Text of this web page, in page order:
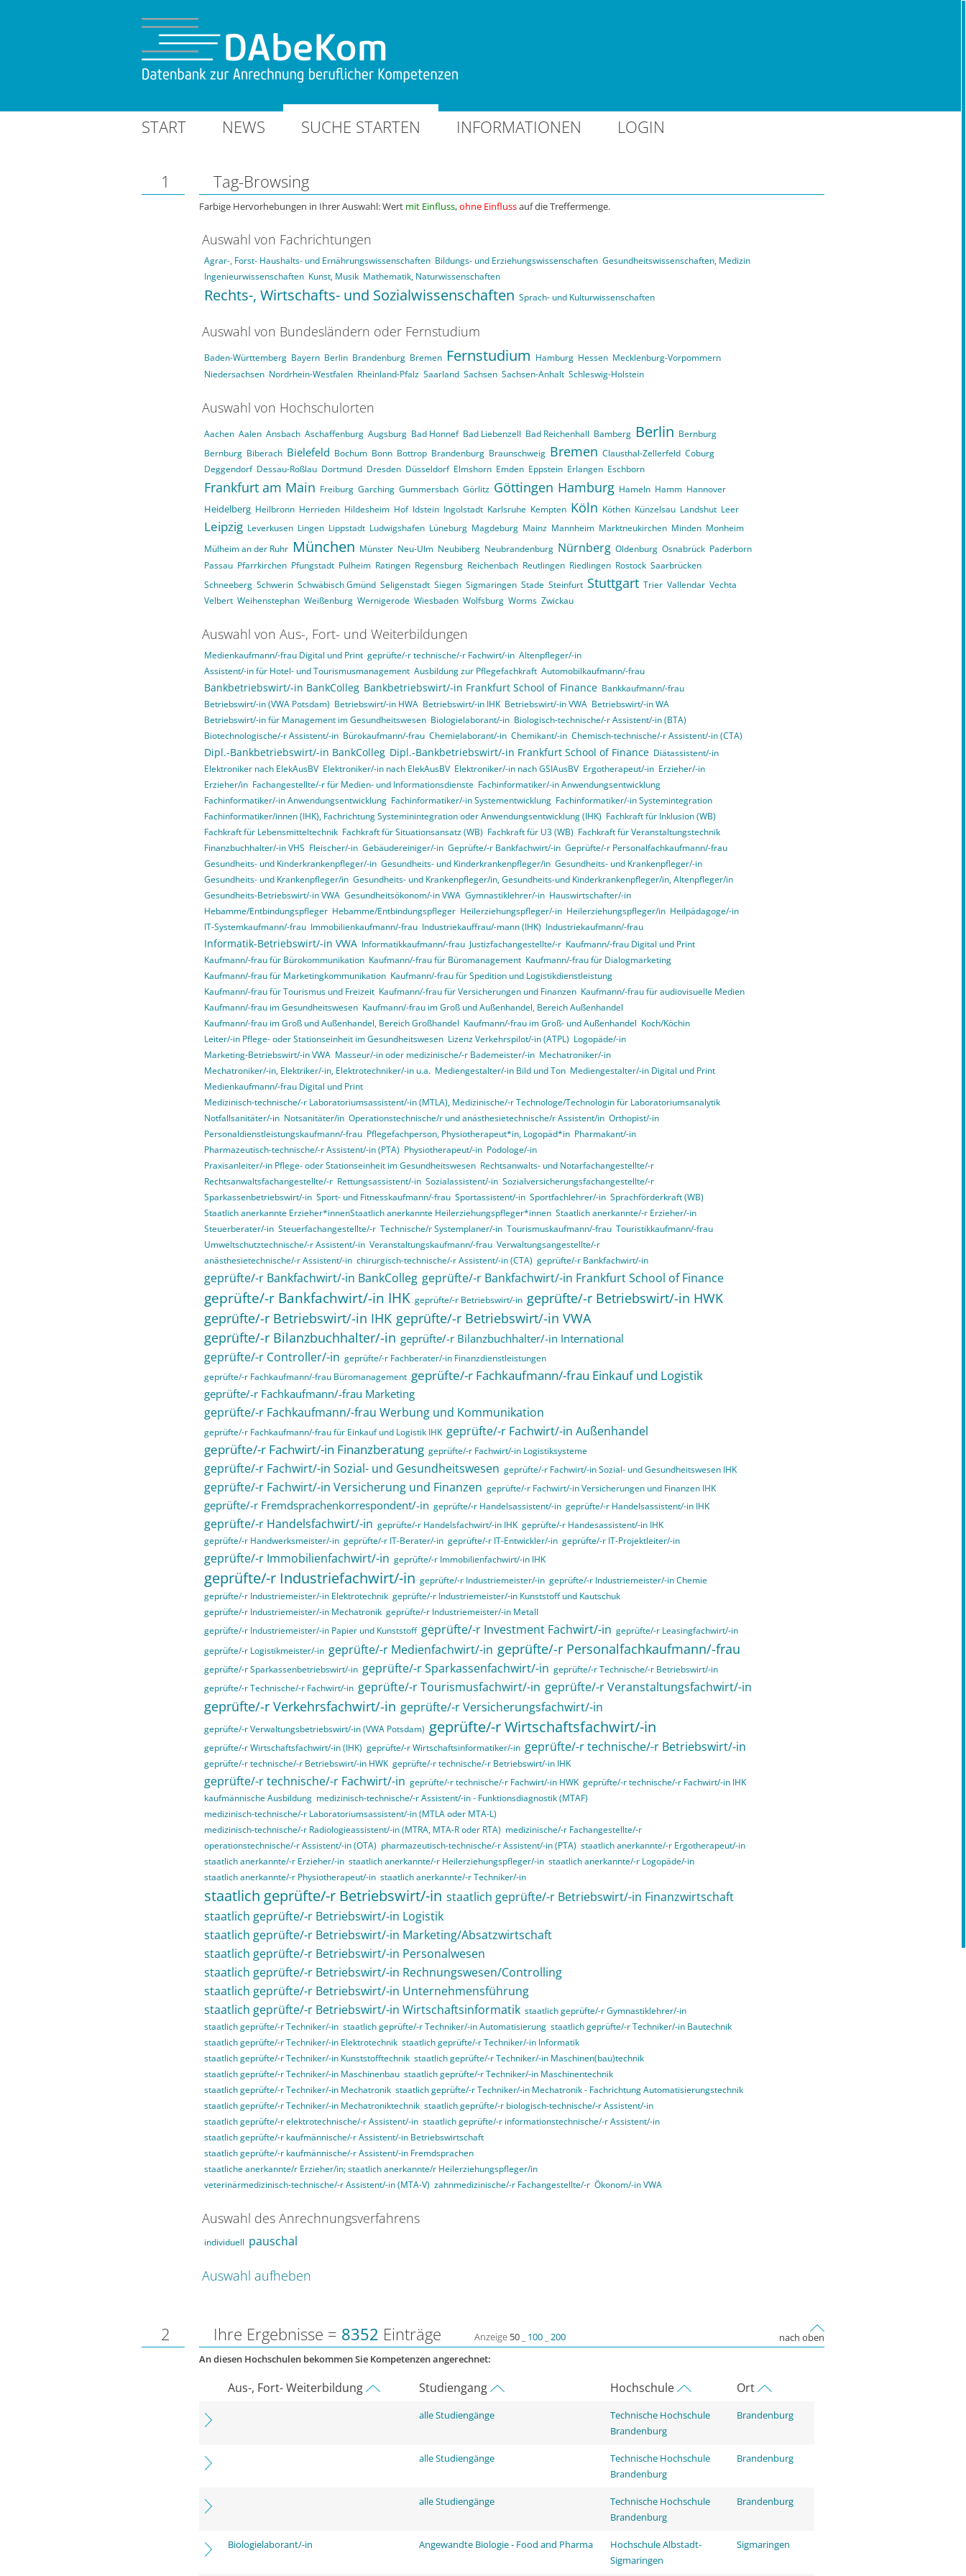
START NEWS SUCHE STARTEN INFORMATIONEN LOGIN
1 Tag-Browsing
Farbige Hervorhebungen in Ihrer Auswahl: Wert mit Einfluss,ohne Einflussauf die Treffermenge.
Auswahl von Fachrichtungen
Agrar-, Forst- Haushalts- und Ernährungswissenschaften Bildungs- und Erziehungswissenschaften Gesundheitswissenschaften, Medizin
Ingenieurwissenschaften Kunst, Musik Mathematik, Naturwissenschaften
Rechts-, Wirtschafts- und Sozialwissenschaften Sprach- und Kulturwissenschaften
Auswahl von Bundesländern oder Fernstudium
Baden-Württemberg Bayern Berlin Brandenburg Bremen Fernstudium Hamburg Hessen Mecklenburg-Vorpommern
Niedersachsen Nordrhein-Westfalen Rheinland-Pfalz Saarland Sachsen Sachsen-Anhalt Schleswig-Holstein
Auswahl von Hochschulorten
Aachen Aalen Ansbach Aschaffenburg Augsburg Bad Honnef Bad Liebenzell Bad Reichenhall Bamberg Berlin Bernburg
Bernburg Biberach Bielefeld Bochum Bonn Bottrop Brandenburg Braunschweig Bremen Clausthal-Zellerfeld Coburg
Deggendorf Dessau-Roßlau Dortmund Dresden Düsseldorf Elmshorn Emden Eppstein Erlangen Eschborn
Frankfurt am Main Freiburg Garching Gummersbach Görlitz Göttingen Hamburg Hameln Hamm Hannover
Heidelberg Heilbronn Herrieden Hildesheim Hof Idstein Ingolstadt Karlsruhe Kempten Köln Köthen Künzelsau Landshut Leer
Leipzig Leverkusen Lingen Lippstadt Ludwigshafen Lüneburg Magdeburg Mainz Mannheim Marktneukirchen Minden Monheim
Mülheim an der Ruhr München Münster Neu-Ulm Neubiberg Neubrandenburg Nürnberg Oldenburg Osnabrück Paderborn
Passau Pfarrkirchen Pfungstadt Pulheim Ratingen Regensburg Reichenbach Reutlingen Riedlingen Rostock Saarbrücken
Schneeberg Schwerin Schwäbisch Gmünd Seligenstadt Siegen Sigmaringen Stade Steinfurt Stuttgart Trier Vallendar Vechta
Velbert Weihenstephan Weißenburg Wernigerode Wiesbaden Wolfsburg Worms Zwickau
Auswahl von Aus-, Fort- und Weiterbildungen
Medienkaufmann/-frau Digital und Print geprüfte/-r technische/-r Fachwirt/-in Altenpfleger/-in
Assistent/-in für Hotel- und Tourismusmanagement Ausbildung zur Pflegefachkraft Automobilkaufmann/-frau
Bankbetriebswirt/-in BankColleg Bankbetriebswirt/-in Frankfurt School of Finance Bankkaufmann/-frau
Betriebswirt/-in (VWA Potsdam) Betriebswirt/-in HWA Betriebswirt/-in IHK Betriebswirt/-in VWA Betriebswirt/-in WA
Betriebswirt/-in für Management im Gesundheitswesen Biologielaborant/-in Biologisch-technische/-r Assistent/-in (BTA)
Biotechnologische/-r Assistent/-in Bürokaufmann/-frau Chemielaborant/-in Chemikant/-in Chemisch-technische/-r Assistent/-in (CTA)
Dipl.-Bankbetriebswirt/-in BankColleg Dipl.-Bankbetriebswirt/-in Frankfurt School of Finance Diätassistent/-in
Elektroniker nach ElekAusBV Elektroniker/-in nach ElekAusBV Elektroniker/-in nach GSIAusBV Ergotherapeut/-in Erzieher/-in
Erzieher/in Fachangestellte/-r für Medien- und Informationsdienste Fachinformatiker/-in Anwendungsentwicklung
Fachinformatiker/-in Anwendungsentwicklung Fachinformatiker/-in Systementwicklung Fachinformatiker/-in Systemintegration
Fachinformatiker/innen (IHK), Fachrichtung Systeminintegration oder Anwendungsentwicklung (IHK) Fachkraft für Inklusion (WB)
Fachkraft für Lebensmitteltechnik Fachkraft für Situationsansatz (WB) Fachkraft für U3 (WB) Fachkraft für Veranstaltungstechnik
Finanzbuchhalter/-in VHS Fleischer/-in Gebäudereiniger/-in Geprüfte/-r Bankfachwirt/-in Geprüfte/-r Personalfachkaufmann/-frau
Gesundheits- und Kinderkrankenpfleger/-in Gesundheits- und Kinderkrankenpfleger/in Gesundheits- und Krankenpfleger/-in
Gesundheits- und Krankenpfleger/in Gesundheits- und Krankenpfleger/in, Gesundheits-und Kinderkrankenpfleger/in, Altenpfleger/in
Gesundheits-Betriebswirt/-in VWA Gesundheitsökonom/-in VWA Gymnastiklehrer/-in Hauswirtschafter/-in
Hebamme/Entbindungspfleger Hebamme/Entbindungspfleger Heilerziehungspfleger/-in Heilerziehungspfleger/in Heilpädagoge/-in
IT-Systemkaufmann/-frau Immobilienkaufmann/-frau Industriekauffrau/-mann (IHK) Industriekaufmann/-frau
Informatik-Betriebswirt/-in VWA Informatikkaufmann/-frau Justizfachangestellte/-r Kaufmann/-frau Digital und Print
Kaufmann/-frau für Bürokommunikation Kaufmann/-frau für Büromanagement Kaufmann/-frau für Dialogmarketing
Kaufmann/-frau für Marketingkommunikation Kaufmann/-frau für Spedition und Logistikdienstleistung
Kaufmann/-frau für Tourismus und Freizeit Kaufmann/-frau für Versicherungen und Finanzen Kaufmann/-frau für audiovisuelle Medien
Kaufmann/-frau im Gesundheitswesen Kaufmann/-frau im Groß und Außenhandel, Bereich Außenhandel
Kaufmann/-frau im Groß und Außenhandel, Bereich Großhandel Kaufmann/-frau im Groß- und Außenhandel Koch/Köchin
Leiter/-in Pflege- oder Stationseinheit im Gesundheitswesen Lizenz Verkehrspilot/-in (ATPL) Logopäde/-in
Marketing-Betriebswirt/-in VWA Masseur/-in oder medizinische/-r Bademeister/-in Mechatroniker/-in
Mechatroniker/-in, Elektriker/-in, Elektrotechniker/-in u.a. Mediengestalter/-in Bild und Ton Mediengestalter/-in Digital und Print
Medienkaufmann/-frau Digital und Print
Medizinisch-technische/-r Laboratoriumsassistent/-in (MTLA), Medizinische/-r Technologe/Technologin für Laboratoriumsanalytik
Notfallsanitäter/-in Notsanitäter/in Operationstechnische/r und anästhesietechnische/r Assistent/in Orthopist/-in
Personaldienstleistungskaufmann/-frau Pflegefachperson, Physiotherapeut*in, Logopäd*in Pharmakant/-in
Pharmazeutisch-technische/-r Assistent/-in (PTA) Physiotherapeut/-in Podologe/-in
Praxisanleiter/-in Pflege- oder Stationseinheit im Gesundheitswesen Rechtsanwalts- und Notarfachangestellte/-r
Rechtsanwaltsfachangestellte/-r Rettungsassistent/-in Sozialassistent/-in Sozialversicherungsfachangestellte/-r
Sparkassenbetriebswirt/-in Sport- und Fitnesskaufmann/-frau Sportassistent/-in Sportfachlehrer/-in Sprachförderkraft (WB)
Staatlich anerkannte Erzieher*innenStaatlich anerkannte Heilerziehungspfleger*innen Staatlich anerkannte/-r Erzieher/-in
Steuerberater/-in Steuerfachangestellte/-r Technische/r Systemplaner/-in Tourismuskaufmann/-frau Touristikkaufmann/-frau
Umweltschutztechnische/-r Assistent/-in Veranstaltungskaufmann/-frau Verwaltungsangestellte/-r
anästhesietechnische/-r Assistent/-in chirurgisch-technische/-r Assistent/-in (CTA) geprüfte/-r Bankfachwirt/-in
geprüfte/-r Bankfachwirt/-in BankColleg geprüfte/-r Bankfachwirt/-in Frankfurt School of Finance
geprüfte/-r Bankfachwirt/-in IHK geprüfte/-r Betriebswirt/-in geprüfte/-r Betriebswirt/-in HWK
geprüfte/-r Betriebswirt/-in IHK geprüfte/-r Betriebswirt/-in VWA
geprüfte/-r Bilanzbuchhalter/-in geprüfte/-r Bilanzbuchhalter/-in International
geprüfte/-r Controller/-in geprüfte/-r Fachberater/-in Finanzdienstleistungen
geprüfte/-r Fachkaufmann/-frau Büromanagement geprüfte/-r Fachkaufmann/-frau Einkauf und Logistik
geprüfte/-r Fachkaufmann/-frau Marketing
geprüfte/-r Fachkaufmann/-frau Werbung und Kommunikation
geprüfte/-r Fachkaufmann/-frau für Einkauf und Logistik IHK geprüfte/-r Fachwirt/-in Außenhandel
geprüfte/-r Fachwirt/-in Finanzberatung geprüfte/-r Fachwirt/-in Logistiksysteme
geprüfte/-r Fachwirt/-in Sozial- und Gesundheitswesen geprüfte/-r Fachwirt/-in Sozial- und Gesundheitswesen IHK
geprüfte/-r Fachwirt/-in Versicherung und Finanzen geprüfte/-r Fachwirt/-in Versicherungen und Finanzen IHK
geprüfte/-r Fremdsprachenkorrespondent/-in geprüfte/-r Handelsassistent/-in geprüfte/-r Handelsassistent/-in IHK
geprüfte/-r Handelsfachwirt/-in geprüfte/-r Handelsfachwirt/-in IHK geprüfte/-r Handesassistent/-in IHK
geprüfte/-r Handwerksmeister/-in geprüfte/-r IT-Berater/-in geprüfte/-r IT-Entwickler/-in geprüfte/-r IT-Projektleiter/-in
geprüfte/-r Immobilienfachwirt/-in geprüfte/-r Immobilienfachwirt/-in IHK
geprüfte/-r Industriefachwirt/-in geprüfte/-r Industriemeister/-in geprüfte/-r Industriemeister/-in Chemie
geprüfte/-r Industriemeister/-in Elektrotechnik geprüfte/-r Industriemeister/-in Kunststoff und Kautschuk
geprüfte/-r Industriemeister/-in Mechatronik geprüfte/-r Industriemeister/-in Metall
geprüfte/-r Industriemeister/-in Papier und Kunststoff geprüfte/-r Investment Fachwirt/-in geprüfte/-r Leasingfachwirt/-in
geprüfte/-r Logistikmeister/-in geprüfte/-r Medienfachwirt/-in geprüfte/-r Personalfachkaufmann/-frau
geprüfte/-r Sparkassenbetriebswirt/-in geprüfte/-r Sparkassenfachwirt/-in geprüfte/-r Technische/-r Betriebswirt/-in
geprüfte/-r Technische/-r Fachwirt/-in geprüfte/-r Tourismusfachwirt/-in geprüfte/-r Veranstaltungsfachwirt/-in
geprüfte/-r Verkehrsfachwirt/-in geprüfte/-r Versicherungsfachwirt/-in
geprüfte/-r Verwaltungsbetriebswirt/-in (VWA Potsdam) geprüfte/-r Wirtschaftsfachwirt/-in
geprüfte/-r Wirtschaftsfachwirt/-in (IHK) geprüfte/-r Wirtschaftsinformatiker/-in geprüfte/-r technische/-r Betriebswirt/-in
geprüfte/-r technische/-r Betriebswirt/-in HWK geprüfte/-r technische/-r Betriebswirt/-in IHK
geprüfte/-r technische/-r Fachwirt/-in geprüfte/-r technische/-r Fachwirt/-in HWK geprüfte/-r technische/-r Fachwirt/-in IHK
kaufmännische Ausbildung medizinisch-technische/-r Assistent/-in - Funktionsdiagnostik (MTAF)
medizinisch-technische/-r Laboratoriumsassistent/-in (MTLA oder MTA-L)
medizinisch-technische/-r Radiologieassistent/-in (MTRA, MTA-R oder RTA) medizinische/-r Fachangestellte/-r
operationstechnische/-r Assistent/-in (OTA) pharmazeutisch-technische/-r Assistent/-in (PTA) staatlich anerkannte/-r Ergotherapeut/-in
staatlich anerkannte/-r Erzieher/-in staatlich anerkannte/-r Heilerziehungspfleger/-in staatlich anerkannte/-r Logopäde/-in
staatlich anerkannte/-r Physiotherapeut/-in staatlich anerkannte/-r Techniker/-in
staatlich geprüfte/-r Betriebswirt/-in staatlich geprüfte/-r Betriebswirt/-in Finanzwirtschaft
staatlich geprüfte/-r Betriebswirt/-in Logistik
staatlich geprüfte/-r Betriebswirt/-in Marketing/Absatzwirtschaft
staatlich geprüfte/-r Betriebswirt/-in Personalwesen
staatlich geprüfte/-r Betriebswirt/-in Rechnungswesen/Controlling
staatlich geprüfte/-r Betriebswirt/-in Unternehmensführung
staatlich geprüfte/-r Betriebswirt/-in Wirtschaftsinformatik staatlich geprüfte/-r Gymnastiklehrer/-in
staatlich geprüfte/-r Techniker/-in staatlich geprüfte/-r Techniker/-in Automatisierung staatlich geprüfte/-r Techniker/-in Bautechnik
staatlich geprüfte/-r Techniker/-in Elektrotechnik staatlich geprüfte/-r Techniker/-in Informatik
staatlich geprüfte/-r Techniker/-in Kunststofftechnik staatlich geprüfte/-r Techniker/-in Maschinen(bau)technik
staatlich geprüfte/-r Techniker/-in Maschinenbau staatlich geprüfte/-r Techniker/-in Maschinentechnik
staatlich geprüfte/-r Techniker/-in Mechatronik staatlich geprüfte/-r Techniker/-in Mechatronik - Fachrichtung Automatisierungstechnik
staatlich geprüfte/-r Techniker/-in Mechatroniktechnik staatlich geprüfte/-r biologisch-technische/-r Assistent/-in
staatlich geprüfte/-r elektrotechnische/-r Assistent/-in staatlich geprüfte/-r informationstechnische/-r Assistent/-in
staatlich geprüfte/-r kaufmännische/-r Assistent/-in Betriebswirtschaft
staatlich geprüfte/-r kaufmännische/-r Assistent/-in Fremdsprachen
staatliche anerkannte/r Erzieher/in; staatlich anerkannte/r Heilerziehungspfleger/in
veterinärmedizinisch-technische/-r Assistent/-in (MTA-V) zahnmedizinische/-r Fachangestellte/-r Ökonom/-in VWA
Auswahl des Anrechnungsverfahrens
individuell pauschal
Auswahl aufheben
2 Ihre Ergebnisse = 8352 Einträge Anzeige 50 100 200
nach oben
An diesen Hochschulen bekommen Sie Kompetenzen angerechnet:
Aus-, Fort- Weiterbildung Studiengang Hochschule Ort
alle Studiengänge
Technische Hochschule
Brandenburg
Brandenburg
alle Studiengänge
Technische Hochschule
Brandenburg
Brandenburg
alle Studiengänge
Technische Hochschule
Brandenburg
Brandenburg
Biologielaborant/-in Angewandte Biologie - Food and Pharma
Hochschule Albstadt-
Sigmaringen
Sigmaringen